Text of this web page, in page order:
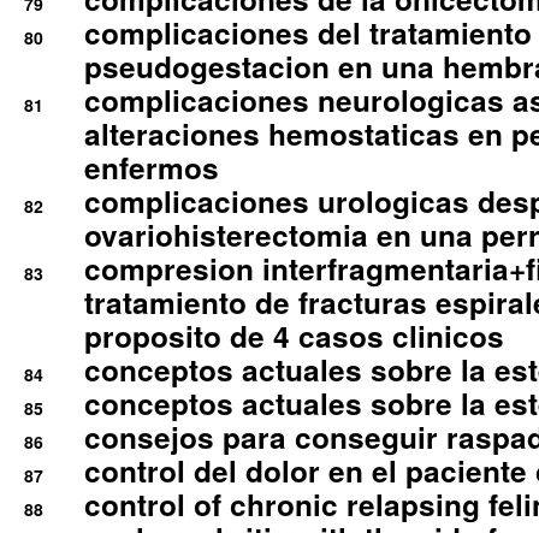
80
complicaciones del
pseudogestacion en una
81
complicaciones neurologicas
alteraciones hemostaticas en
enfermos
82
complicaciones urologicas
ovariohisterectomia en una
83
compresion
tratamiento de fracturas
proposito de 4 casos clinicos
84 conceptos actuales sobre la
85 conceptos actuales sobre la
86 consejos para conseguir
87 control del dolor en el
88
control of chronic relapsing